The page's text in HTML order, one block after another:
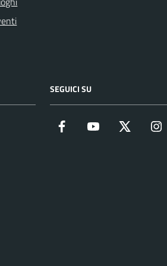
SEGUICI SU
Facebook YouTube Twitter